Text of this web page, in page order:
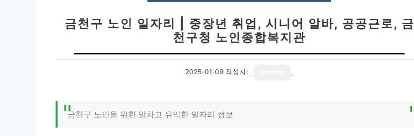
금천구 노인 일자리 | 중장년 취업, 시니어 알바, 공공근로, 금
천구청 노인종합복지관
2025-01-09 작성자:
금천구 노인을 위한 알차고 유익한 일자리 정보